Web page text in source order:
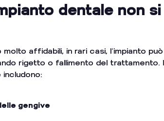
dentale non
affidabili, in rari casi, l’impianto
rigetto o fallimento del trattamento.
gengive